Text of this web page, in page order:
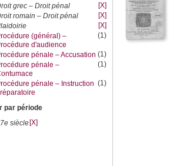
grec – Droit pénal
[X]
romain – Droit pénal
[X]
[X]
(général) –
d'audience
(1)
pénale – Accusation (1)
pénale –
(1)
pénale – Instruction (1)
par période
siècle[X]